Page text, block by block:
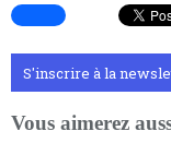
S'inscrire à la
Vous aimerez